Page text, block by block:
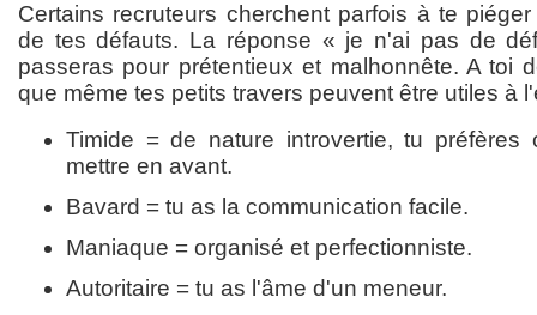
Certains recruteurs cherchent parfois à te
de tes défauts. La réponse « je n'ai pas de
passeras pour prétentieux et malhonnête. A toi
que même tes petits travers peuvent être utiles à
Timide = de nature introvertie, tu préfères
mettre en avant.
Bavard = tu as la communication facile.
Maniaque = organisé et perfectionniste.
Autoritaire = tu as l'âme d'un meneur.